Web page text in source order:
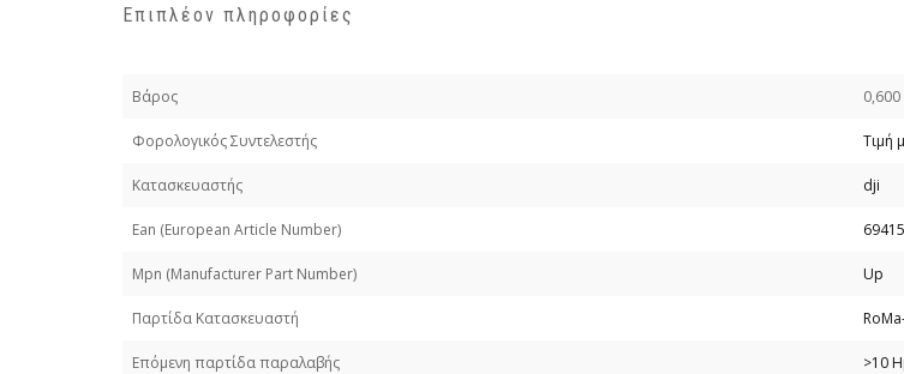
Επιπλέον πληροφορίες
Βάρος 0,600
Φορολογικός Συντελεστής Τιμή
Κατασκευαστής dji
Εan (European Article Number)
Mpn (Manufacturer Part Number) Up
Παρτίδα Κατασκευαστή
Επόμενη παρτίδα παραλαβής >10